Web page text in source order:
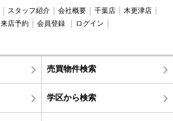
スタッフ紹介 会社概要 千葉店
木更津店
来店予約 会員登録
ログイン
売買物件検索
学区から検索